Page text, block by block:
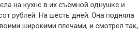
на кухне в их съёмной однушке и
рублей. На шесть дней. Она подняла
широкими плечами, и смотрел так,